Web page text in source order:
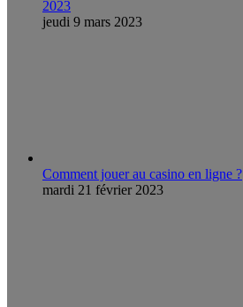
2023
jeudi 9 mars 2023
Comment jouer au casino en ligne ?
mardi 21 février 2023